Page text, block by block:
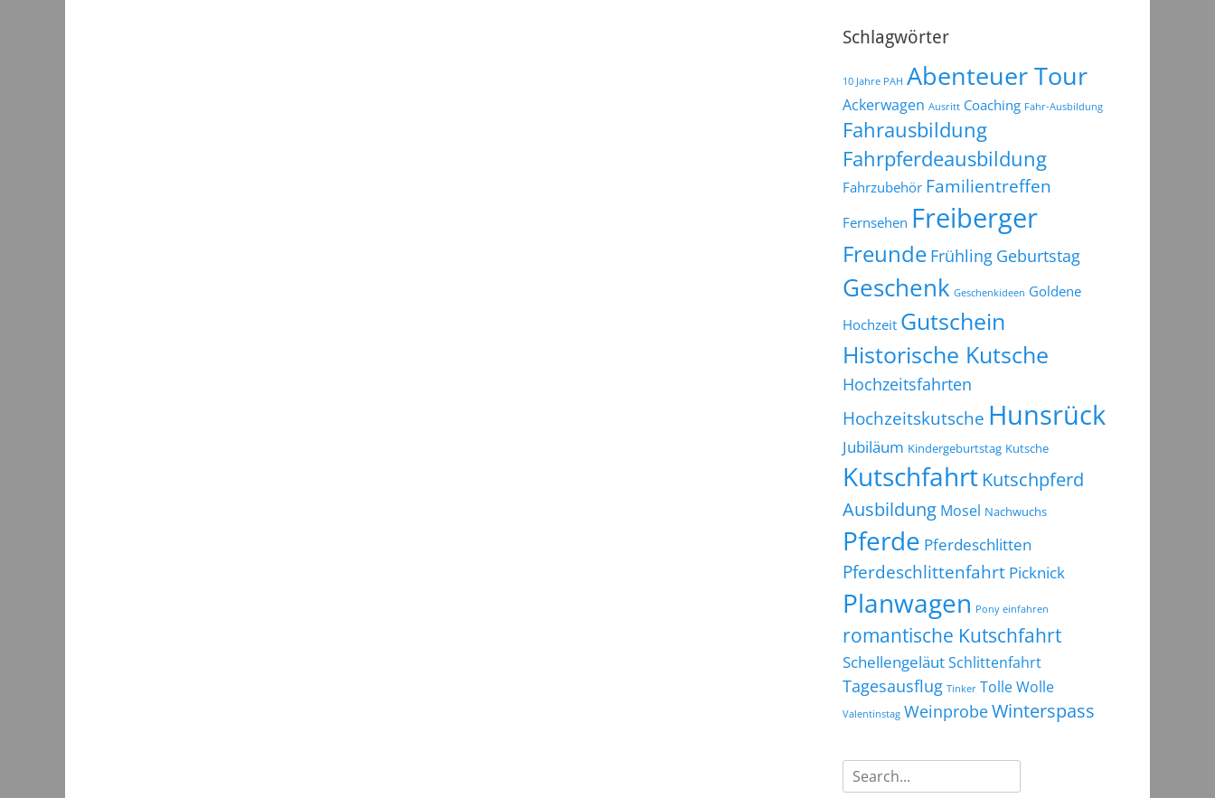
Schlagwörter
10 Jahre PAH Abenteuer Tour
Ackerwagen Ausritt Coaching Fahr-Ausbildung
Fahrausbildung
Fahrpferdeausbildung
Fahrzubehör Familientreffen
Fernsehen Freiberger
Freunde Frühling Geburtstag
Geschenk Geschenkideen Goldene
Hochzeit Gutschein
Historische Kutsche
Hochzeitsfahrten
Hochzeitskutsche Hunsrück
Jubiläum Kindergeburtstag Kutsche
Kutschfahrt Kutschpferd
Ausbildung Mosel Nachwuchs
Pferde Pferdeschlitten
Pferdeschlittenfahrt Picknick
Planwagen Pony einfahren
romantische Kutschfahrt
SchellengeläutSchlittenfahrt
Tagesausflug Tinker Tolle Wolle
Valentinstag WeinprobeWinterspass
Suchen
nach: